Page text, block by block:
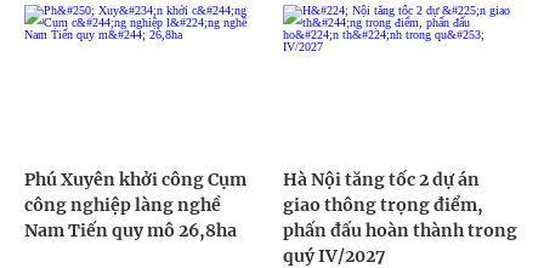
Phú Xuyên khởi công Cụm
công nghiệp làng nghề
Nam Tiến quy mô 26,8ha
Hà Nội tăng tốc 2 dự án
giao thông trọng điểm,
phấn đấu hoàn thành trong
quý IV/2027